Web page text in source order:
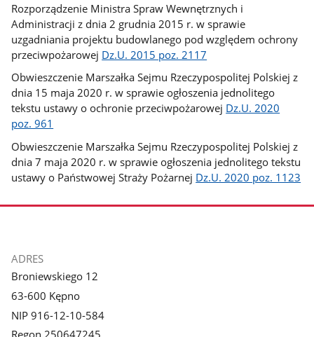
Rozporządzenie Ministra Spraw Wewnętrznych i
Administracji z dnia 2 grudnia 2015 r. w sprawie
uzgadniania projektu budowlanego pod względem ochrony
przeciwpożarowej Dz.U. 2015 poz. 2117
Obwieszczenie Marszałka Sejmu Rzeczypospolitej Polskiej z
dnia 15 maja 2020 r. w sprawie ogłoszenia jednolitego
tekstu ustawy o ochronie przeciwpożarowej Dz.U. 2020
poz. 961
Obwieszczenie Marszałka Sejmu Rzeczypospolitej Polskiej z
dnia 7 maja 2020 r. w sprawie ogłoszenia jednolitego tekstu
ustawy o Państwowej Straży Pożarnej Dz.U. 2020 poz. 1123
stopka
ADRES
Broniewskiego 12
63-600 Kępno
NIP 916-12-10-584